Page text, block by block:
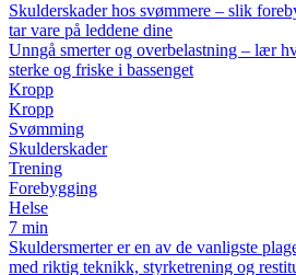
Skulderskader hos svømmere – slik
tar vare på leddene dine
Unngå smerter og overbelastning – lær
sterke og friske i bassenget
Kropp
Kropp
Svømming
Skulderskader
Trening
Forebygging
Helse
7 min
Skuldersmerter er en av de vanligste
med riktig teknikk, styrketrening og